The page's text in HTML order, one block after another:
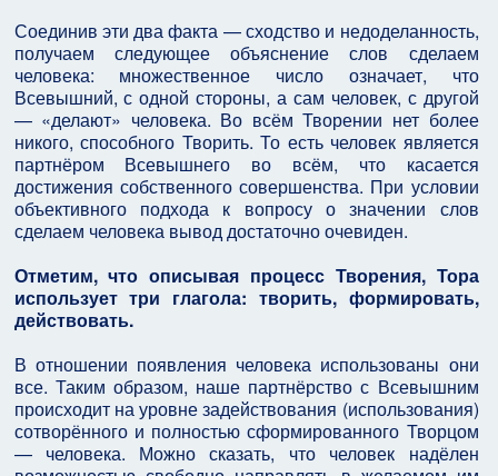
Соединив эти два факта — сходство и недоделанность,
получаем следующее объяснение слов сделаем
человека: множественное число означает, что
Всевышний, с одной стороны, а сам человек, с другой
— «делают» человека. Во всём Творении нет более
никого, способного Творить. То есть человек является
партнёром Всевышнего во всём, что касается
достижения собственного совершенства. При условии
объективного подхода к вопросу о значении слов
сделаем человека вывод достаточно очевиден.
Отметим, что описывая процесс Творения, Тора
использует три глагола: творить, формировать,
действовать.
В отношении появления человека использованы они
все. Таким образом, наше партнёрство с Всевышним
происходит на уровне задействования (использования)
сотворённого и полностью сформированного Творцом
— человека. Можно сказать, что человек надёлен